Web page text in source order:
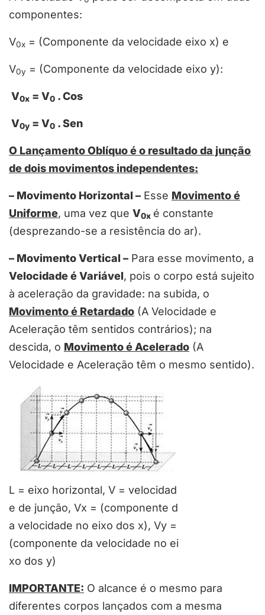
componentes:
V0x = (Componente da velocidade eixo x) e
V0y = (Componente da velocidade eixo y):
V0x = V0 . Cos
V0y = V0 . Sen
O Lançamento Oblíquo é o resultado da junção
de dois movimentos independentes:
– Movimento Horizontal – Esse Movimento é
Uniforme, uma vez que V0x é constante
(desprezando-se a resistência do ar).
– Movimento Vertical – Para esse movimento, a
Velocidade é Variável, pois o corpo está sujeito
à aceleração da gravidade: na subida, o
Movimento é Retardado (A Velocidade e
Aceleração têm sentidos contrários); na
descida, o Movimento é Acelerado (A
Velocidade e Aceleração têm o mesmo sentido).
L = eixo horizontal, V = velocidad
e de junção, Vx = (componente d
a velocidade no eixo dos x), Vy =
(componente da velocidade no ei
xo dos y)
IMPORTANTE: O alcance é o mesmo para
diferentes corpos lançados com a mesma